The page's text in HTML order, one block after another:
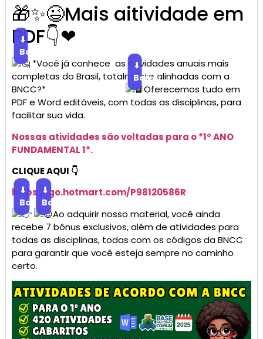
🎁✨😉Mais aitividade em
PDF👇❤
⬇
Baixar
*Você já conhece as atividades anuais mais
completas do Brasil, totalmente alinhadas com a
BNCC?*
⬇
Baixar
Oferecemos tudo em
PDF e Word editáveis, com todas as disciplinas, para
facilitar sua vida.
Nossas atividades são voltadas para o *1º ANO
FUNDAMENTAL 1*.
CLIQUE AQUI 👇
https://go.hotmart.com/P98120586R
⬇
Baixar
⬇
Baixar
Ao adquirir nosso material, você ainda
recebe 7 bônus exclusivos, além de atividades para
todas as disciplinas, todas com os códigos da BNCC
para garantir que você esteja sempre no caminho
certo.